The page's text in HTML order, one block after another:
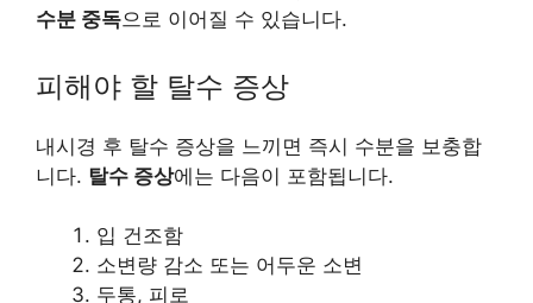
수분 중독으로 이어질 수 있습니다.
피해야 할 탈수 증상
내시경 후 탈수 증상을 느끼면 즉시 수분을 보충합
니다. 탈수 증상에는 다음이 포함됩니다.
입 건조함
소변량 감소 또는 어두운 소변
두통, 피로